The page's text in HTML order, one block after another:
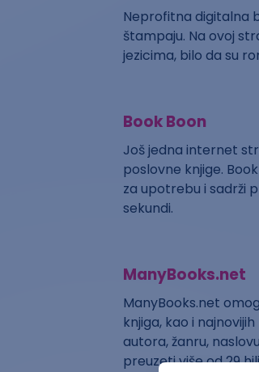
Neprofitna digitalna
štampaju. Na ovoj
jezicima, bilo da su
Book Boon
Još jedna internet
poslovne knjige.
za upotrebu i sadrži
sekundi.
ManyBooks.net
ManyBooks.net
knjiga, kao i
autora, žanru,
preuzeti više od 29